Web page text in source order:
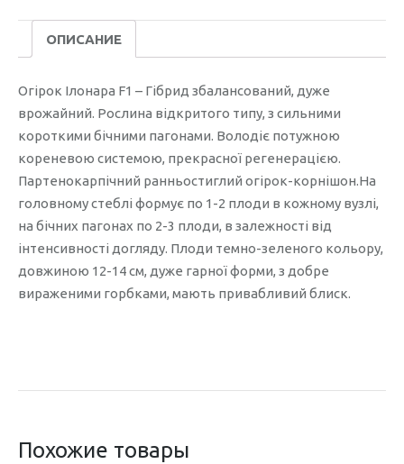
ОПИСАНИЕ
Огірок Ілонара F1 – Гібрид збалансований, дуже
врожайний. Рослина відкритого типу, з сильними
короткими бічними пагонами. Володіє потужною
кореневою системою, прекрасної регенерацією.
Партенокарпічний ранньостиглий огірок-корнішон.На
головному стеблі формує по 1-2 плоди в кожному вузлі,
на бічних пагонах по 2-3 плоди, в залежності від
інтенсивності догляду. Плоди темно-зеленого кольору,
довжиною 12-14 см, дуже гарної форми, з добре
вираженими горбками, мають привабливий блиск.
Похожие товары